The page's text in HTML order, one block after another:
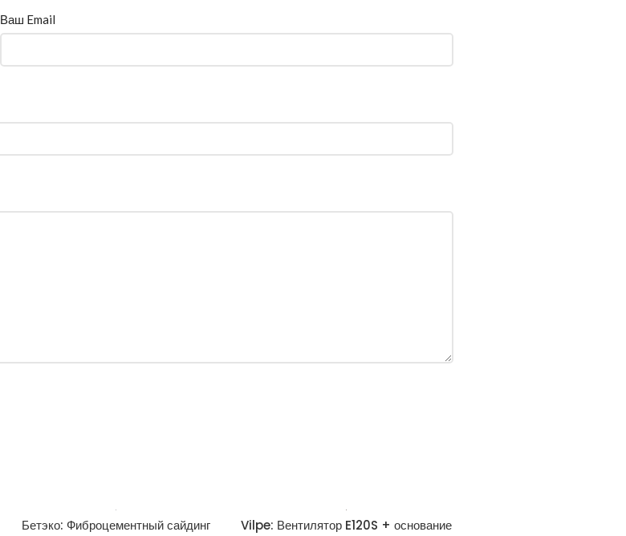
Ваш Email
Бетэко: Фиброцементный сайдинг
Vilpe: Вентилятор E120S + основание